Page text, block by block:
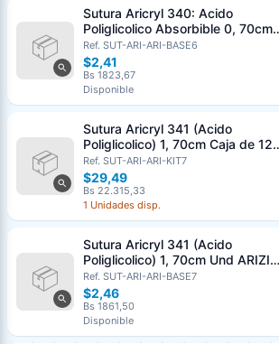
Sutura Aricryl 340: Acido
Poliglicolico Absorbible 0, 70cm
Und ARIZI Aguja de 1/2 Punta
Cónica 36mm
Ref. SUT-ARI-ARI-BASE6
$2,41
Bs 1823,67
Disponible
Sutura Aricryl 341 (Acido
Poliglicolico) 1, 70cm Caja de 12
Unds ARIZI Aguja de 1/2 Circulo
Punta Conica 36mm
Ref. SUT-ARI-ARI-KIT7
$29,49
Bs 22.315,33
1 Unidades disp.
Sutura Aricryl 341 (Acido
Poliglicolico) 1, 70cm Und ARIZI
Aguja de 1/2 Circulo Punta Conica
36mm
Ref. SUT-ARI-ARI-BASE7
$2,46
Bs 1861,50
Disponible
Email (opcional)
Cancelar